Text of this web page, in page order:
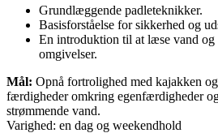
Grundlæggende padleteknikker.
Basisforståelse for sikkerhed og
En introduktion til at læse vand og
omgivelser.
Mål: Opnå fortrolighed med kajakken
færdigheder omkring egenfærdigheder
strømmende vand.
Varighed: en dag og weekendhold